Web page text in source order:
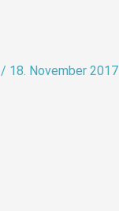
/ 18. November 2017